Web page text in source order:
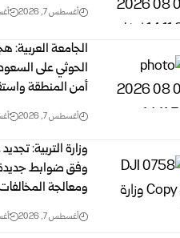
أغسطس 7, 2026
الجامعة العربية:
الحوثي على
أمن المنطقة
أغسطس 7, 2026
وزارة التربية:
وفق ضوابط
‏ومعالجة
أغسطس 7, 2026